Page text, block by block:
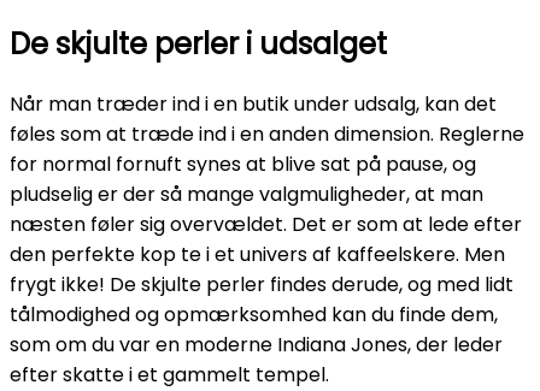
De skjulte perler i udsalget
Når man træder ind i en butik under udsalg, kan det
føles som at træde ind i en anden dimension. Reglerne
for normal fornuft synes at blive sat på pause, og
pludselig er der så mange valgmuligheder, at man
næsten føler sig overvældet. Det er som at lede efter
den perfekte kop te i et univers af kaffeelskere. Men
frygt ikke! De skjulte perler findes derude, og med lidt
tålmodighed og opmærksomhed kan du finde dem,
som om du var en moderne Indiana Jones, der leder
efter skatte i et gammelt tempel.